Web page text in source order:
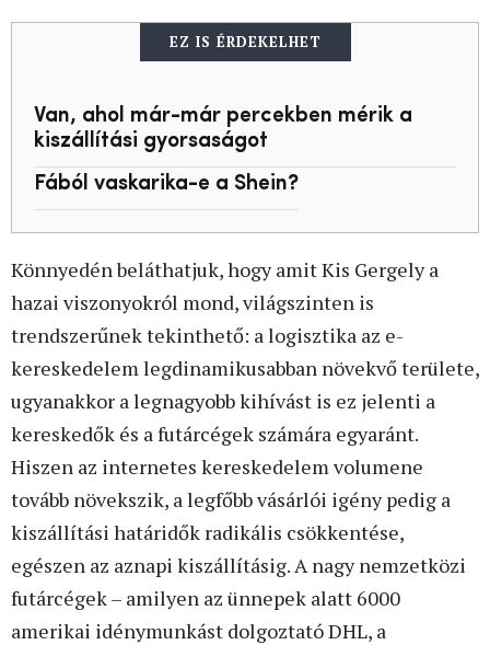
EZ IS ÉRDEKELHET
Van, ahol már-már percekben mérik a
kiszállítási gyorsaságot
Fából vaskarika-e a Shein?
Könnyedén beláthatjuk, hogy amit Kis Gergely a
hazai viszonyokról mond, világszinten is
trendszerűnek tekinthető: a logisztika az e-
kereskedelem legdinamikusabban növekvő területe,
ugyanakkor a legnagyobb kihívást is ez jelenti a
kereskedők és a futárcégek számára egyaránt.
Hiszen az internetes kereskedelem volumene
tovább növekszik, a legfőbb vásárlói igény pedig a
kiszállítási határidők radikális csökkentése,
egészen az aznapi kiszállításig. A nagy nemzetközi
futárcégek – amilyen az ünnepek alatt 6000
amerikai idénymunkást dolgoztató DHL, a